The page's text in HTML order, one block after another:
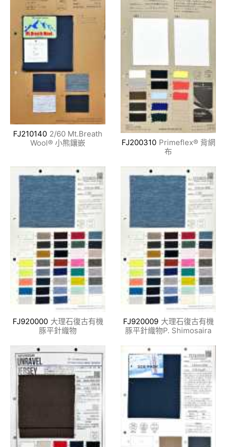
FJ210140 2/60 Mt.Breath
Wool® 小熊鑲嵌
FJ200310 Primeflex® 背網
布
FJ920000 大理石復古有機
豚平針織物
FJ920009 大理石復古有機
豚平針織物P. Shimosaira